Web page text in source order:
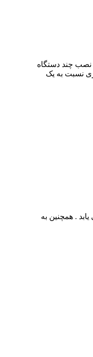
نصب چند دستگاه
نسبت به یک
یابد . همچنین به